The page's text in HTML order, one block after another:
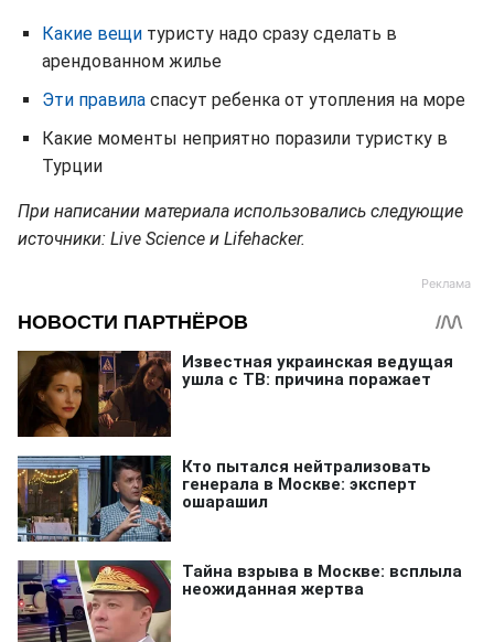
Какие вещи туристу надо сразу сделать в
арендованном жилье
Эти правила спасут ребенка от утопления на море
Какие моменты неприятно поразили туристку в
Турции
При написании материала использовались следующие
источники: Live Science и Lifehacker.